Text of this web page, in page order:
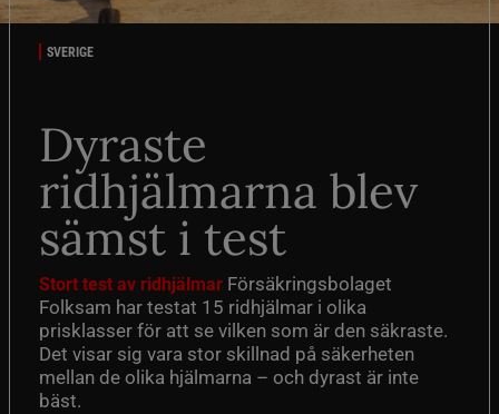
SVERIGE
Dyraste
ridhjälmarna blev
sämst i test
Stort test av ridhjälmar Försäkringsbolaget
Folksam har testat 15 ridhjälmar i olika
prisklasser för att se vilken som är den säkraste.
Det visar sig vara stor skillnad på säkerheten
mellan de olika hjälmarna – och dyrast är inte
bäst.